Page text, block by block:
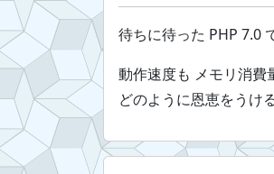
待ちに待った PHP 7.0
動作速度も メモリ消費
どのように恩恵をうけ